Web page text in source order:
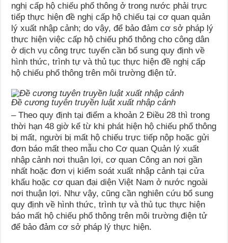
nghị cấp hộ chiếu phổ thông ở trong nước phải trực
tiếp thực hiện đề nghị cấp hộ chiếu tại cơ quan quản
lý xuất nhập cảnh; do vậy, để bảo đảm cơ sở pháp lý
thực hiện việc cấp hộ chiếu phổ thông cho công dân
ở dịch vụ công trực tuyến cần bổ sung quy định về
hình thức, trình tự và thủ tục thực hiện đề nghị cấp
hộ chiếu phổ thông trên môi trường điện tử.
Đề cương tuyên truyền luật xuất nhập cảnh
– Theo quy định tại điểm a khoản 2 Điều 28 thì trong
thời hạn 48 giờ kể từ khi phát hiện hộ chiếu phổ thông
bị mất, người bị mất hộ chiếu trực tiếp nộp hoặc gửi
đơn báo mất theo mẫu cho Cơ quan Quản lý xuất
nhập cảnh nơi thuận lợi, cơ quan Công an nơi gần
nhất hoặc đơn vị kiểm soát xuất nhập cảnh tại cửa
khẩu hoặc cơ quan đại diện Việt Nam ở nước ngoài
nơi thuận lợi. Như vậy, cũng cần nghiên cứu bổ sung
quy định về hình thức, trình tự và thủ tục thực hiện
báo mất hộ chiếu phổ thông trên môi trường điện tử
để bảo đảm cơ sở pháp lý thực hiện.